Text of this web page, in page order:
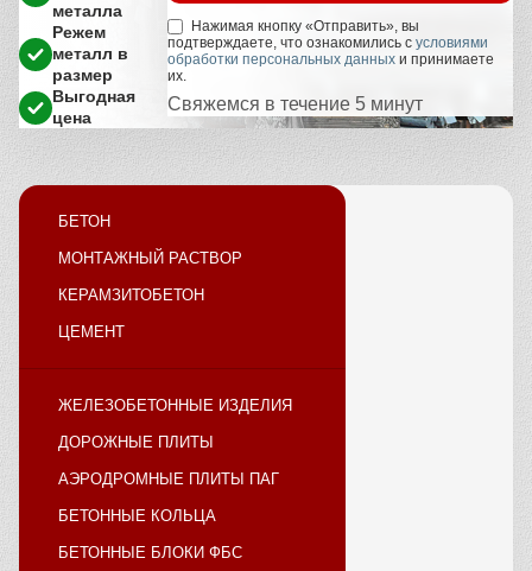
металла
Режем
металл в
размер
Выгодная
цена
Нажимая кнопку «Отправить», вы
подтверждаете, что ознакомились с условиями
обработки персональных данных и принимаете
их.
Свяжемся в течение 5 минут
БЕТОН
МОНТАЖНЫЙ РАСТВОР
КЕРАМЗИТОБЕТОН
ЦЕМЕНТ
ЖЕЛЕЗОБЕТОННЫЕ ИЗДЕЛИЯ
ДОРОЖНЫЕ ПЛИТЫ
АЭРОДРОМНЫЕ ПЛИТЫ ПАГ
БЕТОННЫЕ КОЛЬЦА
БЕТОННЫЕ БЛОКИ ФБС